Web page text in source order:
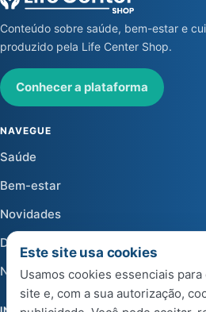
Conteúdo sobre saúde, bem-estar e
produzido pela Life Center Shop.
Conhecer a plataforma
NAVEGUE
Saúde
Bem-estar
Novidades
Dicas
Notícias
Este site usa cookies
Usamos cookies essenciais
site e, com a sua autorização,